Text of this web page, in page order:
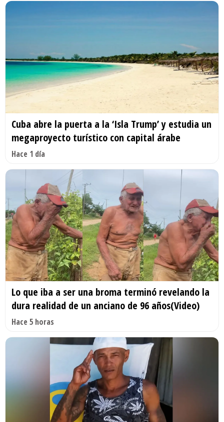
Cuba abre la puerta a la ‘Isla Trump’ y estudia un
megaproyecto turístico con capital árabe
Hace 1 día
Lo que iba a ser una broma terminó revelando la
dura realidad de un anciano de 96 años(Video)
Hace 5 horas